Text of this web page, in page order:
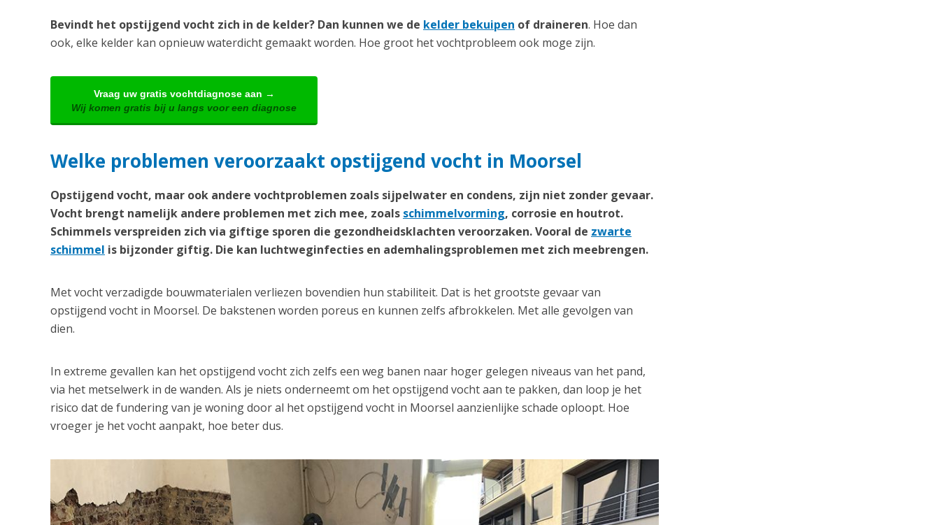
Bevindt het opstijgend vocht zich in de kelder? Dan kunnen we de kelder bekuipen of draineren. Hoe dan
ook, elke kelder kan opnieuw waterdicht gemaakt worden. Hoe groot het vochtprobleem ook moge zijn.
Vraag uw gratis vochtdiagnose aan →
Wij komen gratis bij u langs voor een diagnose
Welke problemen veroorzaakt opstijgend vocht in Moorsel
Opstijgend vocht, maar ook andere vochtproblemen zoals sijpelwater en condens, zijn niet zonder gevaar.
Vocht brengt namelijk andere problemen met zich mee, zoals schimmelvorming, corrosie en houtrot.
Schimmels verspreiden zich via giftige sporen die gezondheidsklachten veroorzaken. Vooral de zwarte
schimmel is bijzonder giftig. Die kan luchtweginfecties en ademhalingsproblemen met zich meebrengen.
Met vocht verzadigde bouwmaterialen verliezen bovendien hun stabiliteit. Dat is het grootste gevaar van
opstijgend vocht in Moorsel. De bakstenen worden poreus en kunnen zelfs afbrokkelen. Met alle gevolgen van
dien.
In extreme gevallen kan het opstijgend vocht zich zelfs een weg banen naar hoger gelegen niveaus van het pand,
via het metselwerk in de wanden. Als je niets onderneemt om het opstijgend vocht aan te pakken, dan loop je het
risico dat de fundering van je woning door al het opstijgend vocht in Moorsel aanzienlijke schade oploopt. Hoe
vroeger je het vocht aanpakt, hoe beter dus.